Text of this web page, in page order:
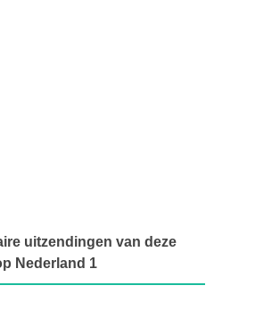
uitzendingen van deze
Nederland 1